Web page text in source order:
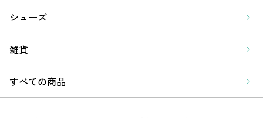
シューズ
雑貨
すべての商品